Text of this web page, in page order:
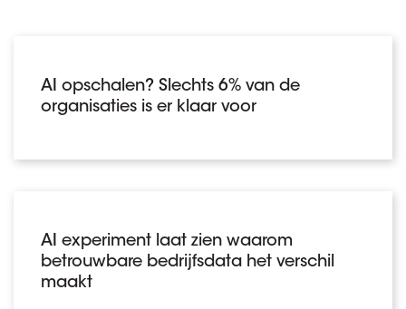
AI opschalen? Slechts 6% van de
organisaties is er klaar voor
AI experiment laat zien waarom
betrouwbare bedrijfsdata het verschil
maakt